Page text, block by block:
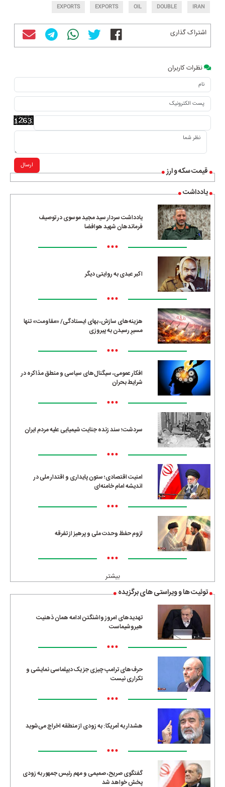
قیمت سکه و ارز
یادداشت
یادداشت سردار سید مجید موسوی در توصیف
فرماندهان شهید هوافضا
•••
اکبر عبدی به روایتی دیگر
•••
هزینه‌های سازش، بهای ایستادگی/ «مقاومت» تنها
مسیرِ رسیدن به پیروزی
•••
افکار عمومی، سیگنال‌های سیاسی و منطق مذاکره در
شرایط بحران
•••
سردشت؛ سند زنده جنایت شیمیایی علیه مردم ایران
•••
امنیت اقتصادی؛ ستون پایداری و اقتدار ملی در
اندیشه امام خامنه‌ای
•••
لزوم حفظ وحدت ملی و پرهیز از تفرقه
•••
بیشتر
توئیت ها و ویراستی های برگزیده
تهدیدهای امروز واشنگتن ادامه همان ذهنیت
هیروشیماست
•••
حرف‌های ترامپ چیزی جز یک دیپلماسی نمایشی و
تکراری نیست
•••
هشدار به آمریکا: به زودی از منطقه اخراج می‌شوید
•••
گفتگوی صریح، صمیمی و مهم رئیس جمهور به زودی
پخش خواهد شد
IRAN
DOUBLE
OIL
EXPORTS
EXPORTS
اشتراک گذاری
نظرات کاربران
ارسال